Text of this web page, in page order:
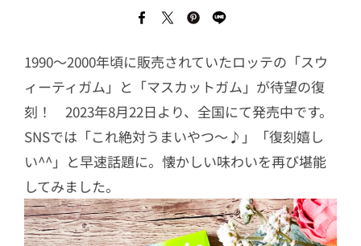
1990〜2000年頃に販売されていたロッテの「スウ
ィーティガム」と「マスカットガム」が待望の復
刻！ 2023年8月22日より、全国にて発売中です。
SNSでは「これ絶対うまいやつ〜♪」「復刻嬉し
い^^」と早速話題に。懐かしい味わいを再び堪能
してみました。